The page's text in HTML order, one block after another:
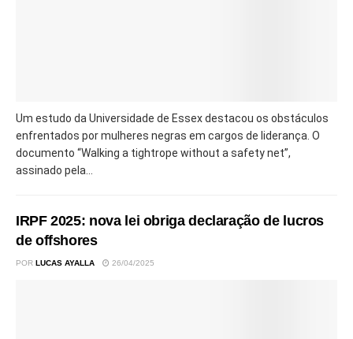
Um estudo da Universidade de Essex destacou os obstáculos
enfrentados por mulheres negras em cargos de liderança. O
documento “Walking a tightrope without a safety net”,
assinado pela...
IRPF 2025: nova lei obriga declaração de lucros
de offshores
POR LUCAS AYALLA 26/04/2025